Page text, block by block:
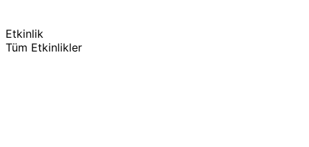
Etkinlik
Tüm Etkinlikler